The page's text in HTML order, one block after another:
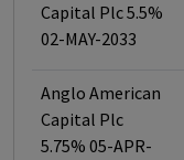
Capital Plc 5.5%
02-MAY-2033
Anglo American
Capital Plc
5.75% 05-APR-